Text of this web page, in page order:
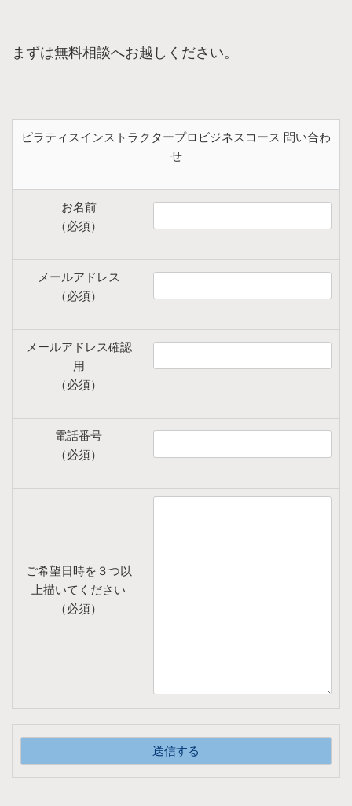
まずは無料相談へお越しください。
ピラティスインストラクタープロビジネスコース 問い合わ
せ
お名前
（必須）
メールアドレス
（必須）
メールアドレス確認
用
（必須）
電話番号
（必須）
ご希望日時を３つ以
上描いてください
（必須）